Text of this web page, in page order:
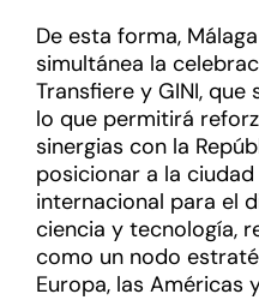
De esta forma,
simultánea la
Transfiere y GINI,
lo que permitirá
sinergias con la
posicionar a la ciudad
internacional para el
ciencia y tecnología,
como un nodo
Europa, las Américas